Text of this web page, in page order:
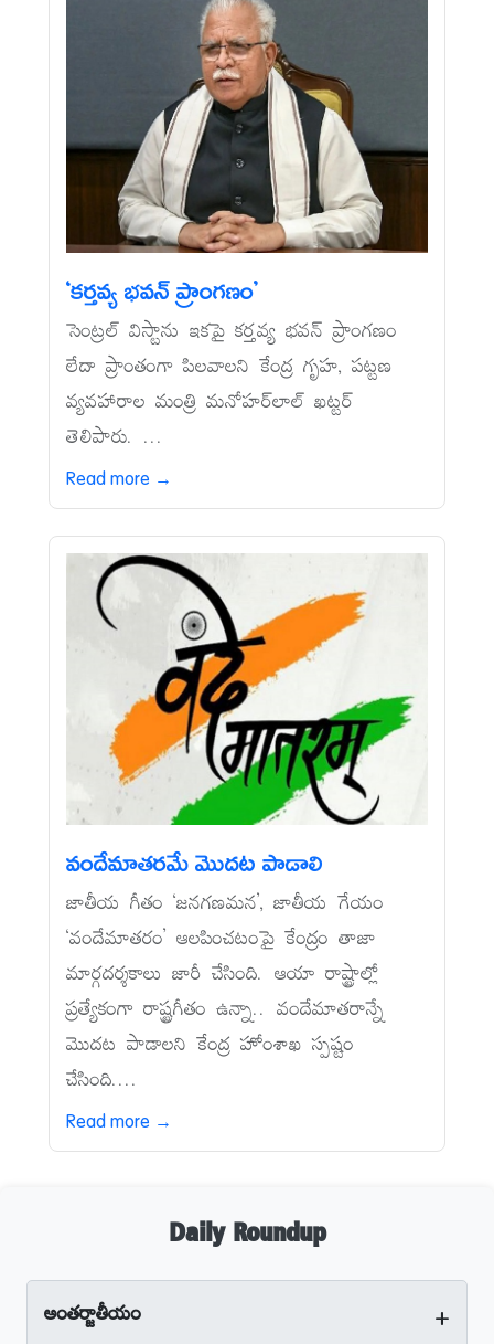
‘కర్తవ్య భవన్‌ ప్రాంగణం’
సెంట్రల్‌ విస్టాను ఇకపై కర్తవ్య భవన్‌ ప్రాంగణం
లేదా ప్రాంతంగా పిలవాలని కేంద్ర గృహ, పట్టణ
వ్యవహారాల మంత్రి మనోహర్‌లాల్‌ ఖట్టర్‌
తెలిపారు. ...
Read more →
వందేమాతరమే మొదట పాడాలి
జాతీయ గీతం ‘జనగణమన’, జాతీయ గేయం
‘వందేమాతరం’ ఆలపించటంపై కేంద్రం తాజా
మార్గదర్శకాలు జారీ చేసింది. ఆయా రాష్ట్రాల్లో
ప్రత్యేకంగా రాష్ట్రగీతం ఉన్నా.. వందేమాతరాన్నే
మొదట పాడాలని కేంద్ర హోంశాఖ స్పష్టం
చేసింది....
Read more →
Daily Roundup
అంతర్జాతీయం +